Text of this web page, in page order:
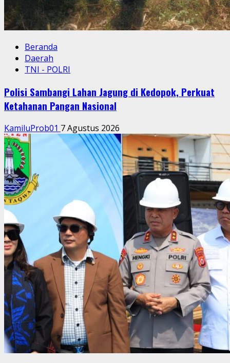
Beranda
Daerah
TNI - POLRI
Polisi Sambangi Lahan Jagung di Kedopok, Perkuat
Ketahanan Pangan Nasional
KamiluProb01 7 Agustus 2026